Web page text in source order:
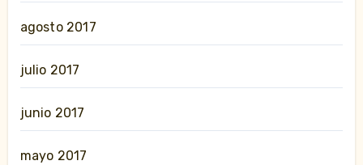
agosto 2017
julio 2017
junio 2017
mayo 2017